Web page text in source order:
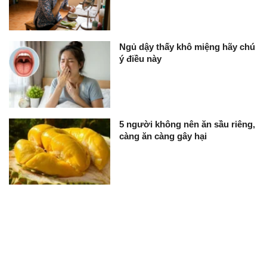
Ngủ dậy thấy khô miệng hãy chú
ý điều này
5 người không nên ăn sầu riêng,
càng ăn càng gây hại